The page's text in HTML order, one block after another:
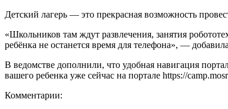
Детский лагерь — это прекрасная возможность
«Школьников там ждут развлечения, занятия
ребёнка не останется время для телефона», —
В ведомстве дополнили, что удобная навигация
вашего ребенка уже сейчас на портале https://
Комментарии: